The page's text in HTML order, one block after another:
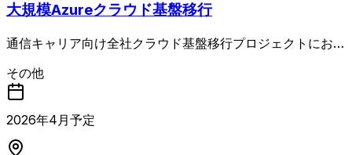
大規模Azureクラウド基盤移行
通信キャリア向け全社クラウド基盤移行プロジェクトにおい
て対応いただく案件です。 既存Azureテナント内に複数環
境が混在している状況を解消するため、ガバナンスとアジリ
ティの両立を目的としたクラウド基盤の統合・再構成を推進
します。 環境分離および新規テナント構築を行い、全社共
通クラウド基盤へ移行する計画であり、大規模クラウド基盤
その他
2026年4 月予定